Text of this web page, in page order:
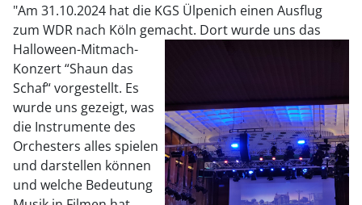
"Am 31.10.2024 hat die KGS Ülpenich einen Ausflug
zum WDR nach Köln gemacht. Dort wurde uns das
Halloween-Mitmach-
Konzert “Shaun das
Schaf“ vorgestellt. Es
wurde uns gezeigt, was
die Instrumente des
Orchesters alles spielen
und darstellen können
und welche Bedeutung